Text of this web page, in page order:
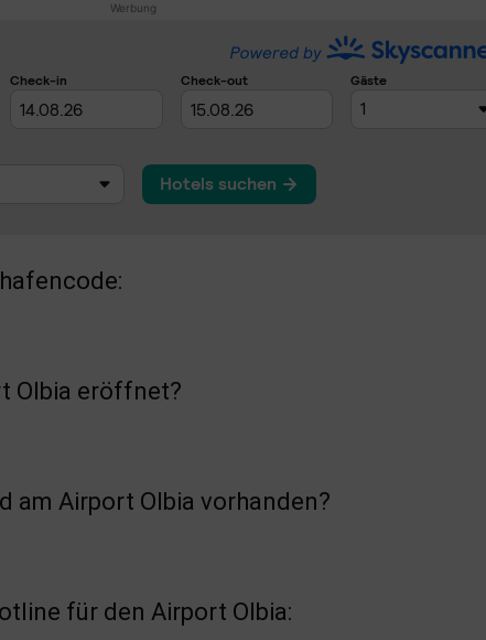
Werbung
Olbia eröffnet?
am Airport Olbia vorhanden?
für den Airport Olbia: